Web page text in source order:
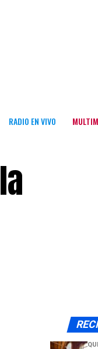
RADIO EN VIVO